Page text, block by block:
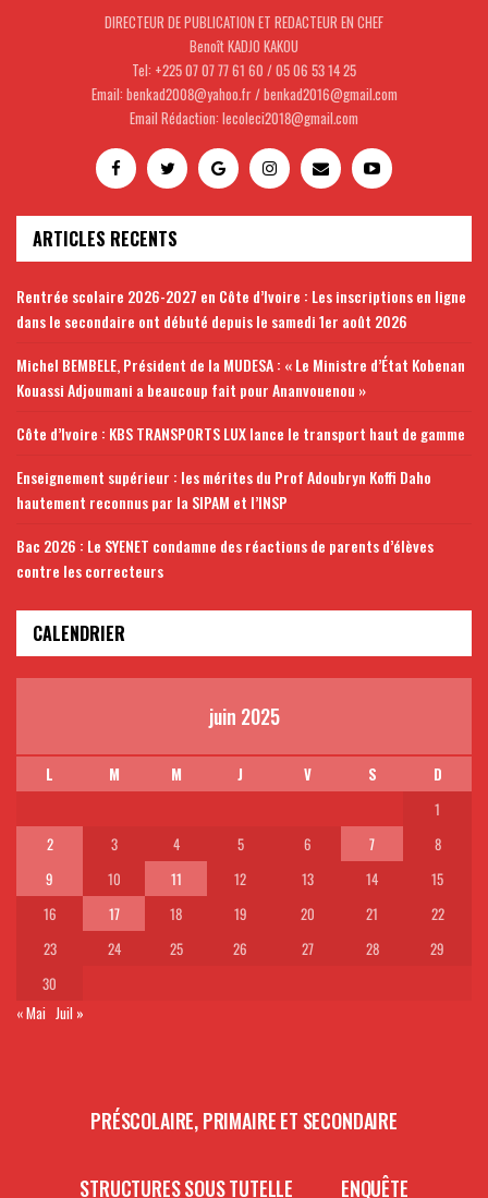
DIRECTEUR DE PUBLICATION ET REDACTEUR EN CHEF
Benoît KADJO KAKOU
Tel: +225 07 07 77 61 60 / 05 06 53 14 25
Email: benkad2008@yahoo.fr / benkad2016@gmail.com
Email Rédaction: lecoleci2018@gmail.com
ARTICLES RECENTS
Rentrée scolaire 2026-2027 en Côte d’Ivoire : Les inscriptions en ligne
dans le secondaire ont débuté depuis le samedi 1er août 2026
Michel BEMBELE, Président de la MUDESA : « Le Ministre d’État Kobenan
Kouassi Adjoumani a beaucoup fait pour Ananvouenou »
Côte d’Ivoire : KBS TRANSPORTS LUX lance le transport haut de gamme
Enseignement supérieur : les mérites du Prof Adoubryn Koffi Daho
hautement reconnus par la SIPAM et l’INSP
Bac 2026 : Le SYENET condamne des réactions de parents d’élèves
contre les correcteurs
CALENDRIER
juin 2025
L M M J V S
D
1
2
3 4 5 6 7
8
9
10 11 12 13 14
15
16
17 18 19 20 21
22
23
24 25 26 27 28
29
30
« Mai Juil »
PRÉSCOLAIRE, PRIMAIRE ET SECONDAIRE
STRUCTURES SOUS TUTELLE ENQUÊTE